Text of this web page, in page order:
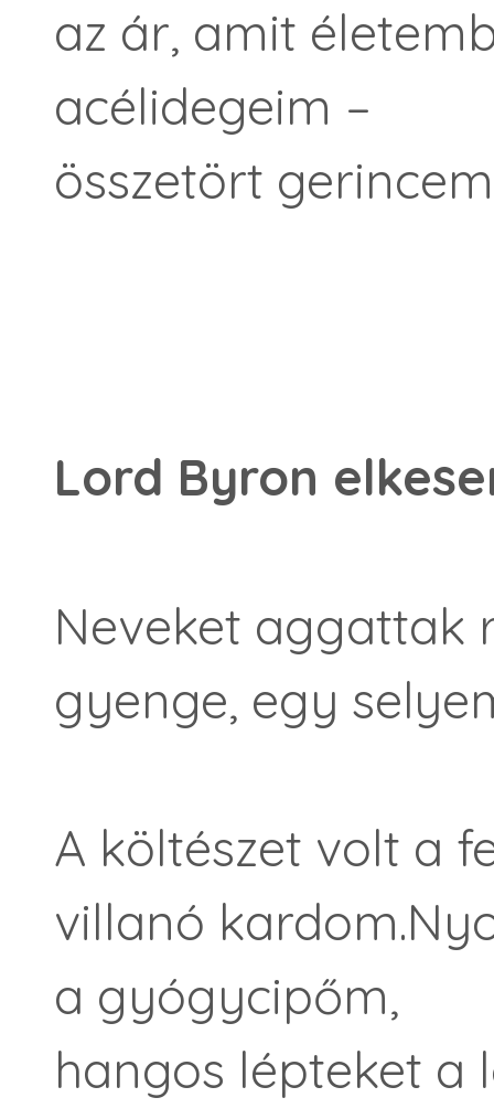
az ár, amit
acélidegeim –
összetört
Lord Byron
Neveket aggattak
gyenge, egy
A költészet volt a
villanó
a gyógycipőm,
hangos lépteket a